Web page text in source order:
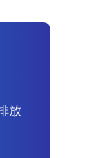
放